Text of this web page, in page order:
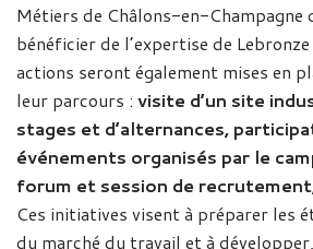
Métiers de Châlons-en-Champagne
bénéficier de l’expertise de
actions seront également mises en
leur parcours : visite d’un site
stages et d’alternances,
événements organisés par le
forum et session de
Ces initiatives visent à préparer les
du marché du travail et à